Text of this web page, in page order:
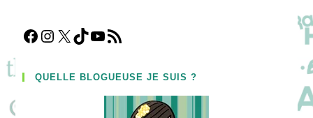
!
Facebook
Instagram
X TikTokYouTube
Flux RSS
QUELLE BLOGUEUSE JE SUIS ?